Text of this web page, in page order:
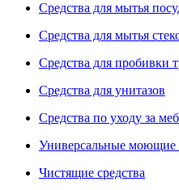
Средства для мытья
Средства для мытья
Средства для пробивки
Средства для унитазов
Средства по уходу за
Универсальные моющие
Чистящие средства